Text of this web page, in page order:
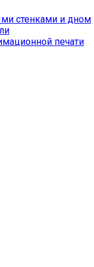
стенками и дном
печати